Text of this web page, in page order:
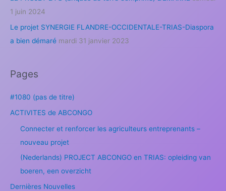
1 juin 2024
Le projet SYNERGIE FLANDRE-OCCIDENTALE-TRIAS-Diaspora
a bien démaré mardi 31 janvier 2023
Pages
#1080 (pas de titre)
ACTIVITES de ABCONGO
Connecter et renforcer les agriculteurs entreprenants –
nouveau projet
(Nederlands) PROJECT ABCONGO en TRIAS: opleiding van
boeren, een overzicht
Dernières Nouvelles